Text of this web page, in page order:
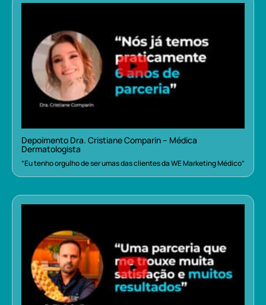
Depoimento Dra. Cristiane Comparin – Médica
Dermatologista
“Eu tenho orgulho de ser umas das clientes da WE Marketing Médico”